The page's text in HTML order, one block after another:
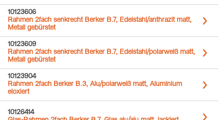
10123606
Rahmen 2fach senkrecht Berker B.7, Edelstahl/anthrazit matt,
Metall gebürstet
10123609
Rahmen 2fach senkrecht Berker B.7, Edelstahl/polarweiß matt,
Metall gebürstet
10123904
Rahmen 2fach Berker B.3, Alu/polarweiß matt, Aluminium
eloxiert
10126414